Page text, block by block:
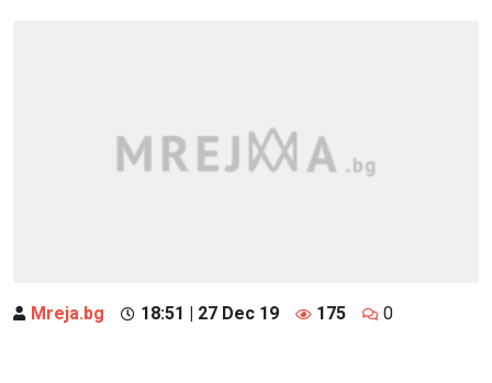
Mreja.bg 18:51 | 27 Dec 19 175 0